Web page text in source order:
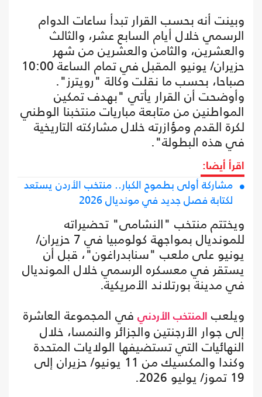
وبينت أنه بحسب القرار تبدأ ساعات الدوام
الرسمي خلال أيام السابع عشر، والثالث
والعشرين، والثامن والعشرين من شهر
حزيران/ يونيو المقبل في تمام الساعة 10:00
صباحا، بحسب ما نقلت وكالة "رويترز".
وأوضحت أن القرار يأتي "بهدف تمكين
المواطنين من متابعة مباريات منتخبنا الوطني
لكرة القدم ومؤازرته خلال مشاركته التاريخية
في هذه البطولة".
اقرأ أيضا:
مشاركة أولى بطموح الكبار.. منتخب الأردن يستعد
لكتابة فصل جديد في مونديال 2026
ويختتم منتخب "النشامى" تحضيراته
للمونديال بمواجهة كولومبيا في 7 حزيران/
يونيو على ملعب "سنابدراغون"، قبل أن
يستقر في معسكره الرسمي خلال المونديال
في مدينة بورتلاند الأمريكية.
ويلعب
المنتخب الأردني في المجموعة العاشرة
إلى جوار الأرجنتين والجزائر والنمسا، خلال
النهائيات التي تستضيفها الولايات المتحدة
وكندا والمكسيك من 11 يونيو/ حزيران إلى
19 تموز/ يوليو 2026.